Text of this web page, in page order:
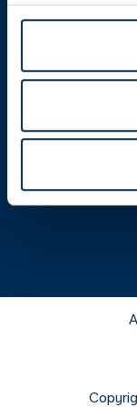
Over ons
Over Service
Over Mosadex
Franchise
Werken bij
Werken bij het
Wetenschap en
Voorlichting